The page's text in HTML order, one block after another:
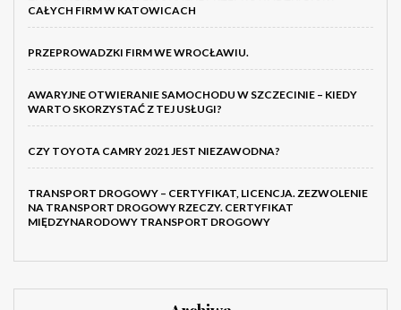
CAŁYCH FIRM W KATOWICACH
PRZEPROWADZKI FIRM WE WROCŁAWIU.
AWARYJNE OTWIERANIE SAMOCHODU W SZCZECINIE – KIEDY
WARTO SKORZYSTAĆ Z TEJ USŁUGI?
CZY TOYOTA CAMRY 2021 JEST NIEZAWODNA?
TRANSPORT DROGOWY – CERTYFIKAT, LICENCJA. ZEZWOLENIE
NA TRANSPORT DROGOWY RZECZY. CERTYFIKAT
MIĘDZYNARODOWY TRANSPORT DROGOWY